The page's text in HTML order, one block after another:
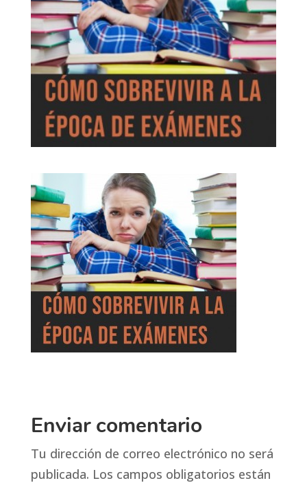
Enviar comentario
Tu dirección de correo electrónico no será
publicada. Los campos obligatorios están